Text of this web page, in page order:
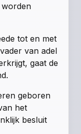
worden
tot en met
van adel
gaat de
geboren
het
besluit